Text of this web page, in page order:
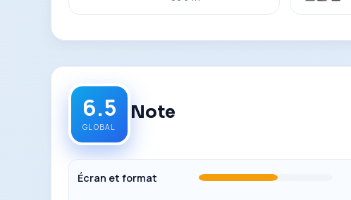
6.5
GLOBAL
Note
Écran et format